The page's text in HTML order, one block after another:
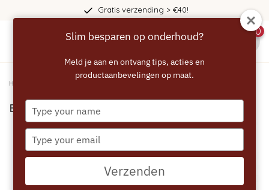
Gratis verzending > €40!
0
Home
ECCELLENTE Onderhoudspakket Miele
Slim besparen op onderhoud?
Meld je aan en ontvang tips, acties en
productaanbevelingen op maat.
Type
your
name
Type
your
email
Verzenden